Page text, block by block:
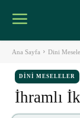
Ana Sayfa Dini
DINI MESELELER
İhramlı